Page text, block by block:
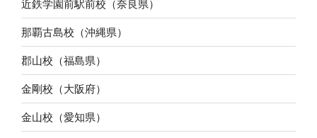
近鉄学園前駅前校（奈良県）
那覇古島校（沖縄県）
郡山校（福島県）
金剛校（大阪府）
金山校（愛知県）